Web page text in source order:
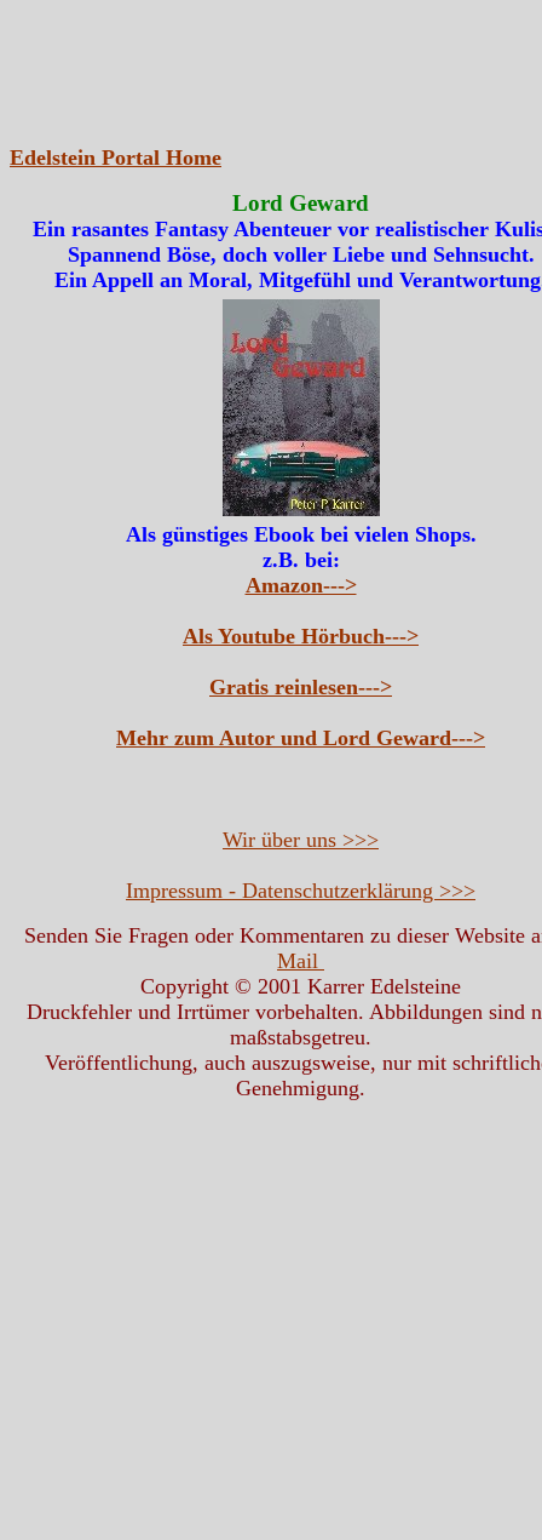
Edelstein Portal Home
Lord Geward
Ein rasantes Fantasy Abenteuer vor realistischer
Spannend Böse, doch voller Liebe und Sehnsucht.
Ein Appell an Moral, Mitgefühl und
Als günstiges Ebook bei vielen Shops.
z.B. bei:
Amazon--->
Als Youtube Hörbuch--->
Gratis reinlesen--->
Mehr zum Autor und Lord Geward--->
Wir über uns >>>
Impressum - Datenschutzerklärung >>>
Senden Sie Fragen oder Kommentaren zu dieser Website
Mail
Copyright © 2001 Karrer Edelsteine
Druckfehler und Irrtümer vorbehalten. Abbildungen sind
maßstabsgetreu.
Veröffentlichung, auch auszugsweise, nur mit
Genehmigung.